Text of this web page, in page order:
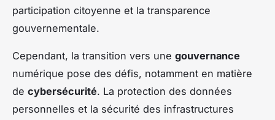
participation citoyenne et la transparence
gouvernementale.
Cependant, la transition vers une gouvernance
numérique pose des défis, notamment en matière
de cybersécurité. La protection des données
personnelles et la sécurité des infrastructures